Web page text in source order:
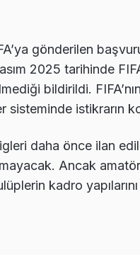
gönderilen
2025 tarihinde
bildirildi.
sisteminde istikrarın
daha önce ilan
Ancak
kadro